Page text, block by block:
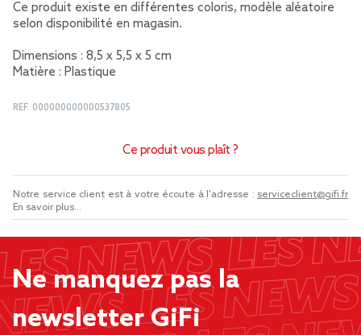
Ce produit existe en différentes coloris, modèle aléatoire
selon disponibilité en magasin.
Dimensions : 8,5 x 5,5 x 5 cm
Matière : Plastique
REF. 000000000000537805
Ce produit vous plaît ?
Notre service client est à votre écoute à l'adresse : serviceclient@gifi.fr
En savoir plus...
Ne manquez pas la
newsletter GiFi